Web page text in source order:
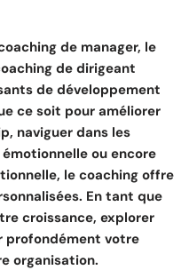
de manager, le
de dirigeant
de développement
ce soit pour améliorer
naviguer dans les
ou encore
le coaching offre
En tant que
croissance, explorer
profondément votre
organisation.